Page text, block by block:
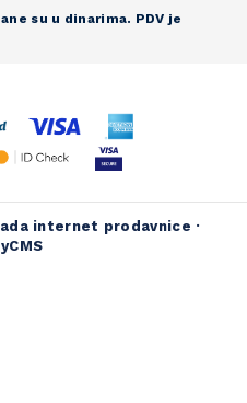
su u dinarima. PDV je
internet prodavnice ·